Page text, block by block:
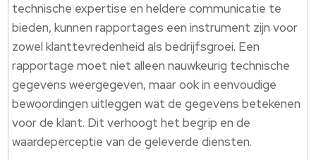
technische expertise en heldere communicatie te
bieden, kunnen rapportages een instrument zijn voor
zowel klanttevredenheid als bedrijfsgroei. Een
rapportage moet niet alleen nauwkeurig technische
gegevens weergegeven, maar ook in eenvoudige
bewoordingen uitleggen wat de gegevens betekenen
voor de klant. Dit verhoogt het begrip en de
waardeperceptie van de geleverde diensten.